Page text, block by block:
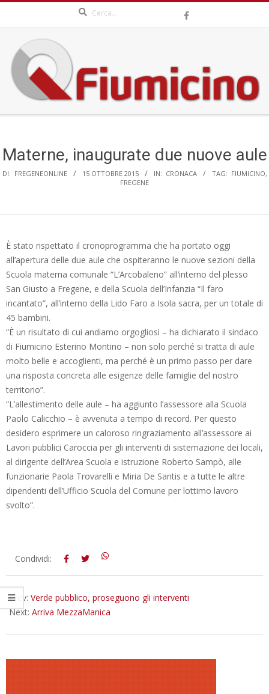
content
QFIUMICINO.COM
Menu
Materne, inaugurate due nuove aule
DI: FREGENEONLINE 15 OTTOBRE 2015 IN: CRONACA TAG: FIUMICINO,
FREGENE
È stato rispettato il cronoprogramma che ha portato oggi
all’apertura delle due aule che ospiteranno le nuove sezioni della
Scuola materna comunale “L’Arcobaleno” all’interno del plesso
San Giusto a Fregene, e della Scuola dell’Infanzia “Il faro
incantato”, all’interno della Lido Faro a Isola sacra, per un totale di
45 bambini.
“È un risultato di cui andiamo orgogliosi – ha dichiarato il sindaco
di Fiumicino Esterino Montino – non solo perché si tratta di aule
molto belle e accoglienti, ma perché è un primo passo per dare
una risposta concreta alle esigenze delle famiglie del nostro
territorio”.
“L’allestimento delle aule – ha aggiunto l’assessore alla Scuola
Paolo Calicchio – è avvenuta a tempo di record. Per questo
desidero esprimere un caloroso ringraziamento all’assessore ai
Lavori pubblici Caroccia per gli interventi di sistemazione dei locali,
al dirigente dell’Area Scuola e istruzione Roberto Sampò, alle
funzionarie Paola Trovarelli e Miria De Santis e a tutte le altre
dipendenti dell’Ufficio Scuola del Comune per lottimo lavoro
svolto”.
2015-
15
Condividi:
Prev: Verde pubblico, proseguono gli interventi
Next: Arriva MezzaManica